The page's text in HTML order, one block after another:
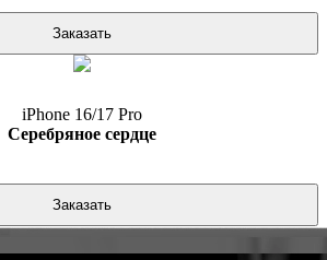
Заказать
iPhone 16/17 Pro
Серебряное сердце
Заказать